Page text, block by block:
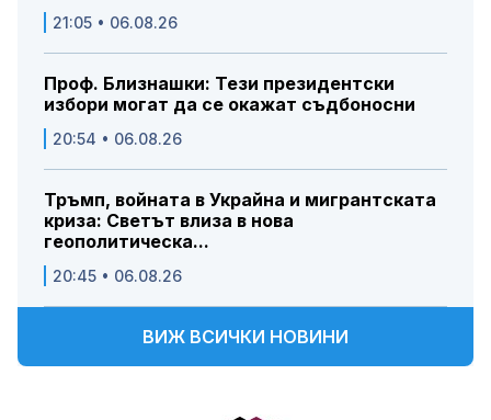
21:05 • 06.08.26
Проф. Близнашки: Тези президентски
избори могат да се окажат съдбоносни
20:54 • 06.08.26
Тръмп, войната в Украйна и мигрантската
криза: Светът влиза в нова
геополитическа...
20:45 • 06.08.26
ВИЖ ВСИЧКИ НОВИНИ